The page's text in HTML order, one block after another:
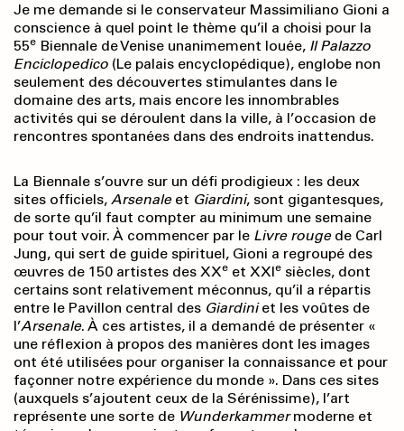
Je me demande si le conservateur Massimiliano Gioni a
conscience à quel point le thème qu’il a choisi pour la
55e Biennale de Venise unanimement louée, Il Palazzo
Enciclopedico (Le palais encyclopédique), englobe non
seulement des découvertes stimulantes dans le
domaine des arts, mais encore les innombrables
activités qui se déroulent dans la ville, à l’occasion de
rencontres spontanées dans des endroits inattendus.
La Biennale s’ouvre sur un défi prodigieux : les deux
sites officiels, Arsenaleet Giardini, sont gigantesques,
de sorte qu’il faut compter au minimum une semaine
pour tout voir. À commencer par le Livre rougede Carl
Jung, qui sert de guide spirituel, Gioni a regroupé des
œuvres de 150 artistes des XXe et XXIe siècles, dont
certains sont relativement méconnus, qu’il a répartis
entre le Pavillon central des Giardiniet les voûtes de
l’Arsenale. À ces artistes, il a demandé de présenter «
une réflexion à propos des manières dont les images
ont été utilisées pour organiser la connaissance et pour
façonner notre expérience du monde ». Dans ces sites
(auxquels s’ajoutent ceux de la Sérénissime), l’art
représente une sorte de Wunderkammermoderne et